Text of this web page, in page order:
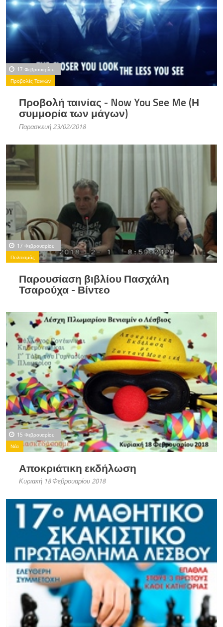
17 Φεβρουαρίου
Προβολές Ταινιών
Προβολή ταινίας - Now You See Me (Η
συμμορία των μάγων)
Παρασκευή 23/02/2018
17 Φεβρουαρίου
Πολιτισμός
Παρουσίαση βιβλίου Πασχάλη
Τσαρούχα - Βίντεο
15 Φεβρουαρίου
Νέα
Αποκριάτικη εκδήλωση
Κυριακή 18 Φεβρουαρίου 2018